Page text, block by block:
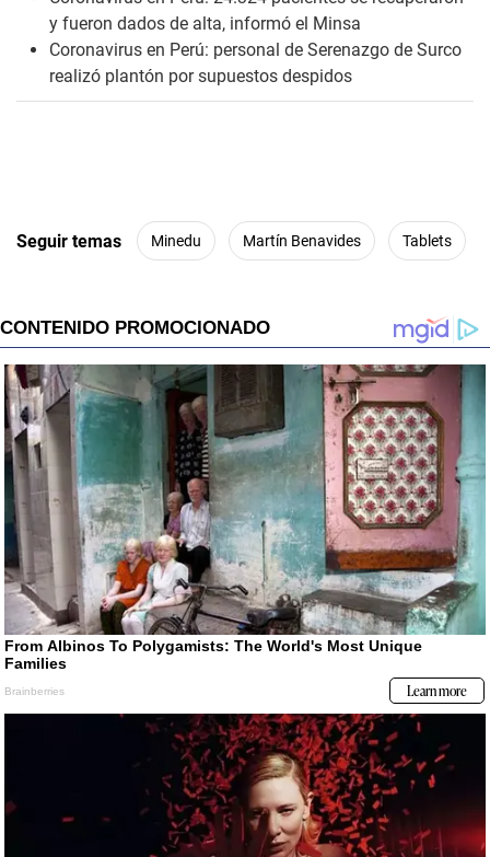
y fueron dados de alta, informó el Minsa
Coronavirus en Perú: personal de Serenazgo de Surco
realizó plantón por supuestos despidos
Seguir temas Minedu Martín Benavides Tablets